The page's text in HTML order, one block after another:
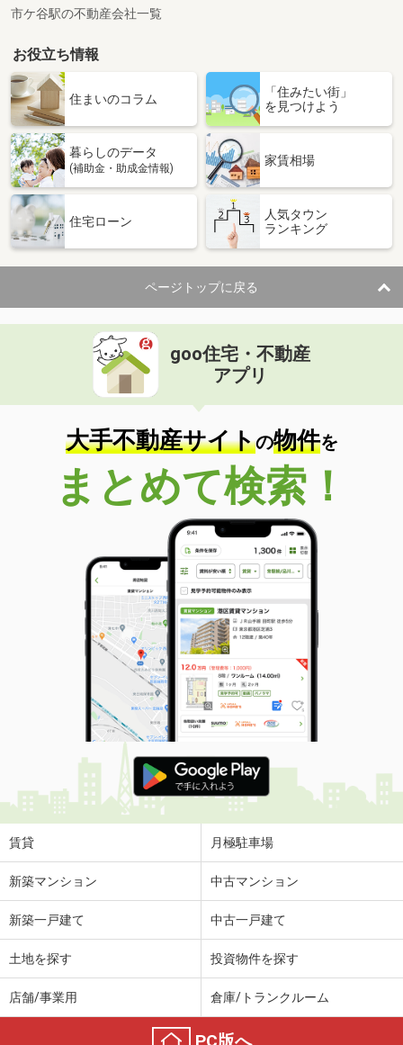
市ケ谷駅の不動産会社一覧
お役立ち情報
住まいのコラム
「住みたい街」
を見つけよう
暮らしのデータ
(補助金・助成金情報)
家賃相場
住宅ローン
人気タウン
ランキング
ページトップに戻る
goo住宅・不動産
アプリ
大手不動産サイトの物件を
まとめて検索！
賃貸 月極駐車場
新築マンション 中古マンション
新築一戸建て 中古一戸建て
土地を探す 投資物件を探す
店舗/事業用 倉庫/トランクルーム